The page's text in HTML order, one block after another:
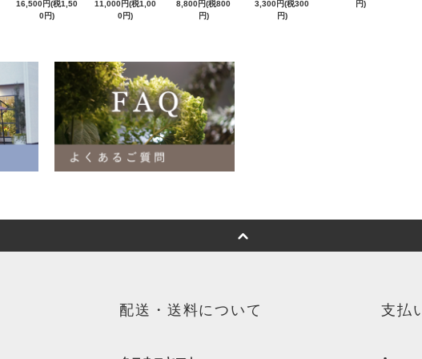
16,500円(税1,50
0円)
11,000円(税1,00
0円)
8,800円(税800
円)
3,300円(税300
円)
円)
配送・送料について 支払